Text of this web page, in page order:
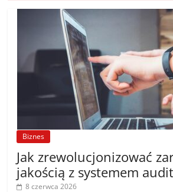
Biznes
Jak zrewolucjonizować
jakością z systemem
8 czerwca 2026